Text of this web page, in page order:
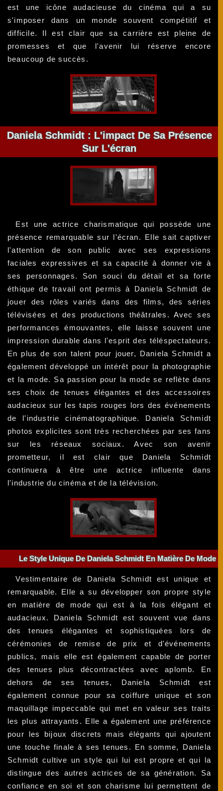
est une icône audacieuse du cinéma qui a su
s'imposer dans un monde souvent compétitif et
difficile. Il est clair que sa carrière est pleine de
promesses et que l'avenir lui réserve encore
beaucoup de succès.
Daniela Schmidt : L'impact De Sa Présence
Sur L'écran
Est une actrice charismatique qui possède une
présence remarquable sur l'écran. Elle sait captiver
l'attention de son public avec ses expressions
faciales expressives et sa capacité à donner vie à
ses personnages. Son souci du détail et sa forte
éthique de travail ont permis à Daniela Schmidt de
jouer des rôles variés dans des films, des séries
télévisées et des productions théâtrales. Avec ses
performances émouvantes, elle laisse souvent une
impression durable dans l'esprit des téléspectateurs.
En plus de son talent pour jouer, Daniela Schmidt a
également développé un intérêt pour la photographie
et la mode. Sa passion pour la mode se reflète dans
ses choix de tenues élégantes et des accessoires
audacieux sur les tapis rouges lors des événements
de l'industrie cinématographique. Daniela Schmidt
photos explicites sont très recherchées par ses fans
sur les réseaux sociaux. Avec son avenir
prometteur, il est clair que Daniela Schmidt
continuera à être une actrice influente dans
l'industrie du cinéma et de la télévision.
Le Style Unique De Daniela Schmidt En Matière De Mode
Vestimentaire de Daniela Schmidt est unique et
remarquable. Elle a su développer son propre style
en matière de mode qui est à la fois élégant et
audacieux. Daniela Schmidt est souvent vue dans
des tenues élégantes et sophistiquées lors de
cérémonies de remise de prix et d'événements
publics, mais elle est également capable de porter
des tenues plus décontractées avec aplomb. En
dehors de ses tenues, Daniela Schmidt est
également connue pour sa coiffure unique et son
maquillage impeccable qui met en valeur ses traits
les plus attrayants. Elle a également une préférence
pour les bijoux discrets mais élégants qui ajoutent
une touche finale à ses tenues. En somme, Daniela
Schmidt cultive un style qui lui est propre et qui la
distingue des autres actrices de sa génération. Sa
confiance en soi et son charisme lui permettent de